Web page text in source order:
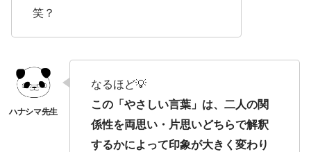
笑？
なるほど💡
この「やさしい言葉」は、二人の関
係性を両思い・片思いどちらで解釈
するかによって印象が大きく変わり